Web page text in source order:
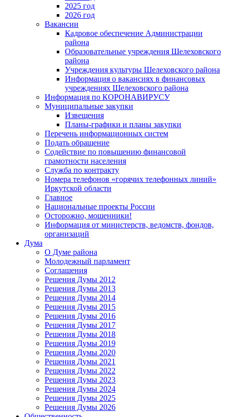
2025 год
2026 год
Вакансии
Кадровое обеспечение Администрации
района
Образовательные учреждения Шелеховского
района
Учреждения культуры Шелеховского района
Информация о вакансиях в финансовых
учреждениях Шелеховского района
Информация по КОРОНАВИРУСУ
Муниципальные закупки
Извещения
Планы-графики и планы закупки
Перечень информационных систем
Подать обращение
Содействие по повышению финансовой
грамотности населения
Служба по контракту
Номера телефонов «горячих телефонных линий»
Иркутской области
Главное
Национальные проекты России
Осторожно, мошенники!
Информация от министерств, ведомств, фондов,
организаций
Дума
О Думе района
Молодежный парламент
Соглашения
Решения Думы 2012
Решения Думы 2013
Решения Думы 2014
Решения Думы 2015
Решения Думы 2016
Решения Думы 2017
Решения Думы 2018
Решения Думы 2019
Решения Думы 2020
Решения Думы 2021
Решения Думы 2022
Решения Думы 2023
Решения Думы 2024
Решения Думы 2025
Решения Думы 2026